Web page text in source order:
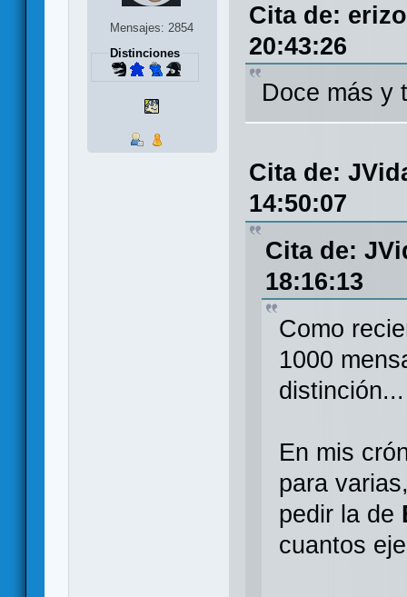
Mensajes: 2854
Distinciones
Cita de:
20:43:26
Doce más y
Cita de:
14:50:07
Cita de:
18:16:13
Como
1000
distinción...
En mis
para
pedir la de
cuantos